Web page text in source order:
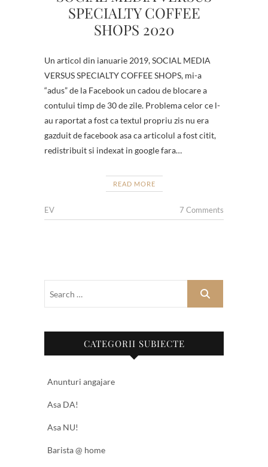
SPECIALTY COFFEE
SHOPS 2020
Un articol din ianuarie 2019, SOCIAL MEDIA
VERSUS SPECIALTY COFFEE SHOPS, mi-a
“adus” de la Facebook un cadou de blocare a
contului timp de 30 de zile. Problema celor ce l-
au raportat a fost ca textul propriu zis nu era
gazduit de facebook asa ca articolul a fost citit,
redistribuit si indexat in google fara…
READ MORE
EV 7 Comments
CATEGORII SUBIECTE
Anunturi angajare
Asa DA!
Asa NU!
Barista @ home